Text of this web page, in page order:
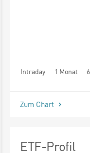
Intraday 1 Monat
seit Beginn
Zum Chart
ETF-Profil